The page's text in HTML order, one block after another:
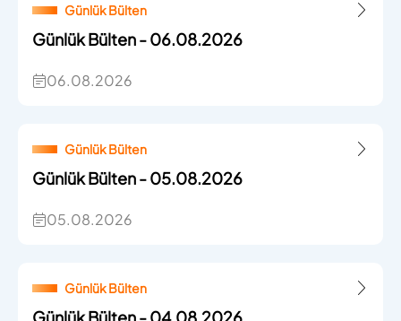
Günlük Bülten
Günlük Bülten - 06.08.2026
06.08.2026
Günlük Bülten
Günlük Bülten - 05.08.2026
05.08.2026
Günlük Bülten
Günlük Bülten - 04.08.2026